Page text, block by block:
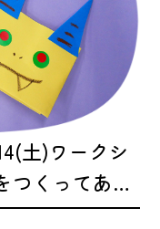
土)ワークシ
つくってあ…